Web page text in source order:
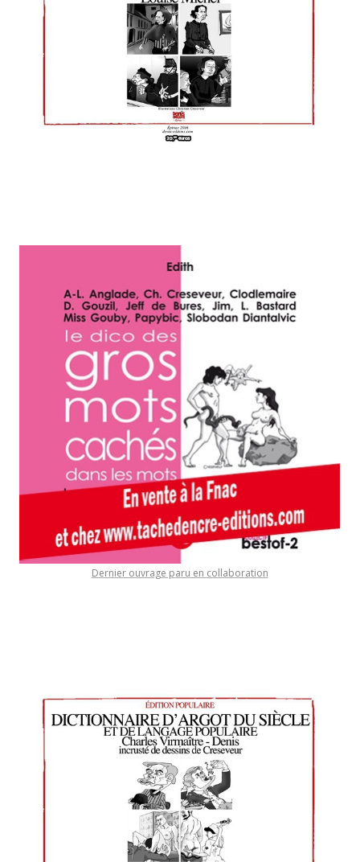
Dernier ouvrage paru en collaboration